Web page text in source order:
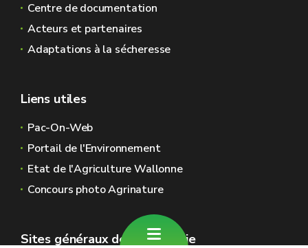
Centre de documentation
Acteurs et partenaires
Adaptations à la sécheresse
Liens utiles
Pac-On-Web
Portail de l'Environnement
Etat de l'Agriculture Wallonne
Concours photo Agrinature
Sites généraux de la Wallonie